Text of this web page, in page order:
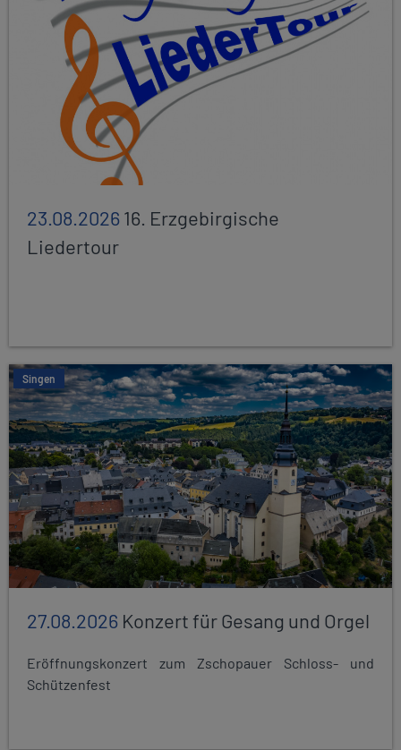
23.08.202616. Erzgebirgische
Liedertour
Singen
27.08.2026 Konzert für Gesang und Orgel
Eröffnungskonzert zum Zschopauer Schloss- und
Schützenfest